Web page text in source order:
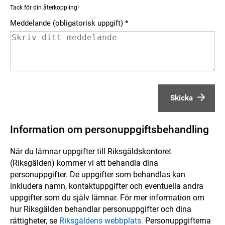
Tack för din återkoppling!
Meddelande (obligatorisk uppgift)
Skicka
Information om personuppgiftsbehandling
När du lämnar uppgifter till Riksgäldskontoret
(Riksgälden) kommer vi att behandla dina
personuppgifter. De uppgifter som behandlas kan
inkludera namn, kontaktuppgifter och eventuella andra
uppgifter som du själv lämnar. För mer information om
hur Riksgälden behandlar personuppgifter och dina
rättigheter, se Riksgäldens webbplats. Personuppgifterna